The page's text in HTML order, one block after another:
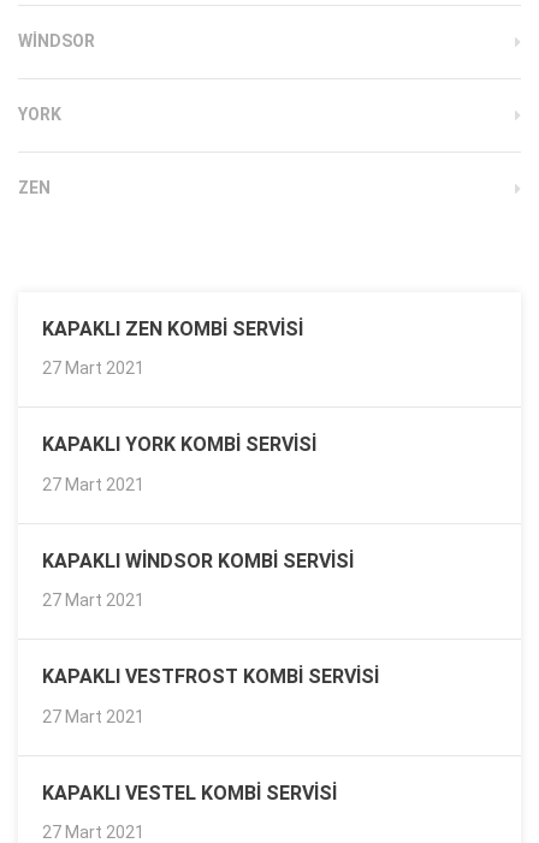
WINDSOR
YORK
ZEN
KAPAKLI ZEN KOMBI SERVISI
27 Mart 2021
KAPAKLI YORK KOMBI SERVISI
27 Mart 2021
KAPAKLI WINDSOR KOMBI SERVISI
27 Mart 2021
KAPAKLI VESTFROST KOMBI SERVISI
27 Mart 2021
KAPAKLI VESTEL KOMBI SERVISI
27 Mart 2021